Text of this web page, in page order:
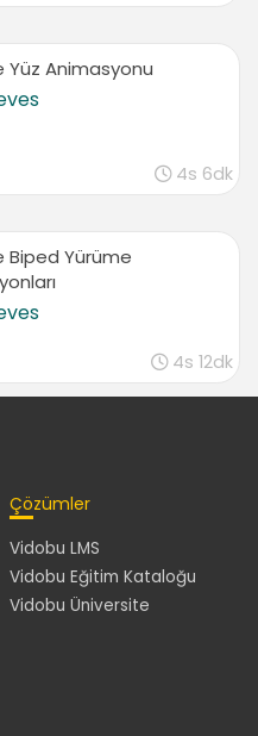
Yüz Animasyonu
4s 6dk
Biped Yürüme
4s 12dk
Çözümler
Vidobu LMS
Vidobu Eğitim Kataloğu
Vidobu Üniversite